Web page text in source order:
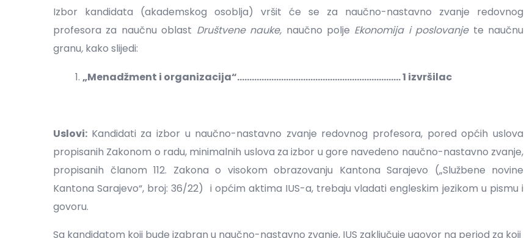
Izbor kandidata (akademskog osoblja) vršit će se za naučno-nastavno zvanje redovnog
profesora za naučnu oblast Društvene nauke, naučno polje Ekonomija i poslovanje te naučnu
granu, kako slijedi:
„Menadžment i organizacija“................................................................... 1 izvršilac
Uslovi: Kandidati za izbor u naučno-nastavno zvanje redovnog profesora, pored općih uslova
propisanih Zakonom o radu, minimalnih uslova za izbor u gore navedeno naučno-nastavno zvanje,
propisanih članom 112. Zakona o visokom obrazovanju Kantona Sarajevo („Službene novine
Kantona Sarajevo“, broj: 36/22) i općim aktima IUS-a, trebaju vladati engleskim jezikom u pismu i
govoru.
Sa kandidatom koji bude izabran u naučno-nastavno zvanje, IUS zaključuje ugovor na period za koji